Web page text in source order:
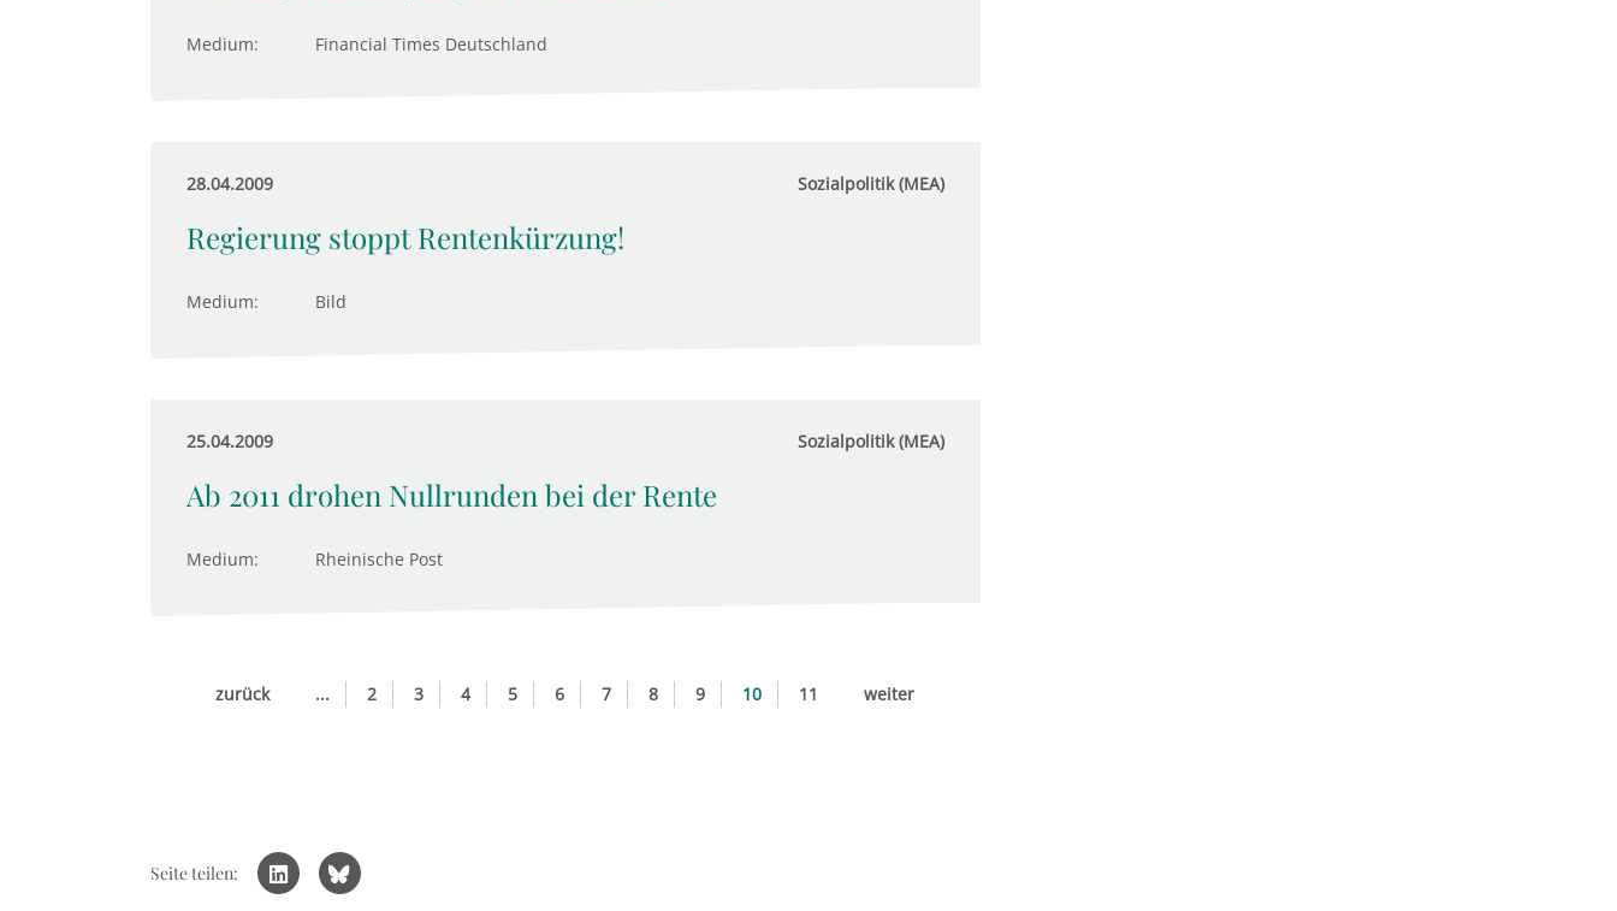
Medium: Financial Times Deutschland
28.04.2009 Sozialpolitik (MEA)
Regierung stoppt Rentenkürzung!
Medium: Bild
25.04.2009 Sozialpolitik (MEA)
Ab 2011 drohen Nullrunden bei der Rente
Medium: Rheinische Post
zurück ... 2 3 4 5 6 7 8 9 10 11 weiter
Seite teilen: